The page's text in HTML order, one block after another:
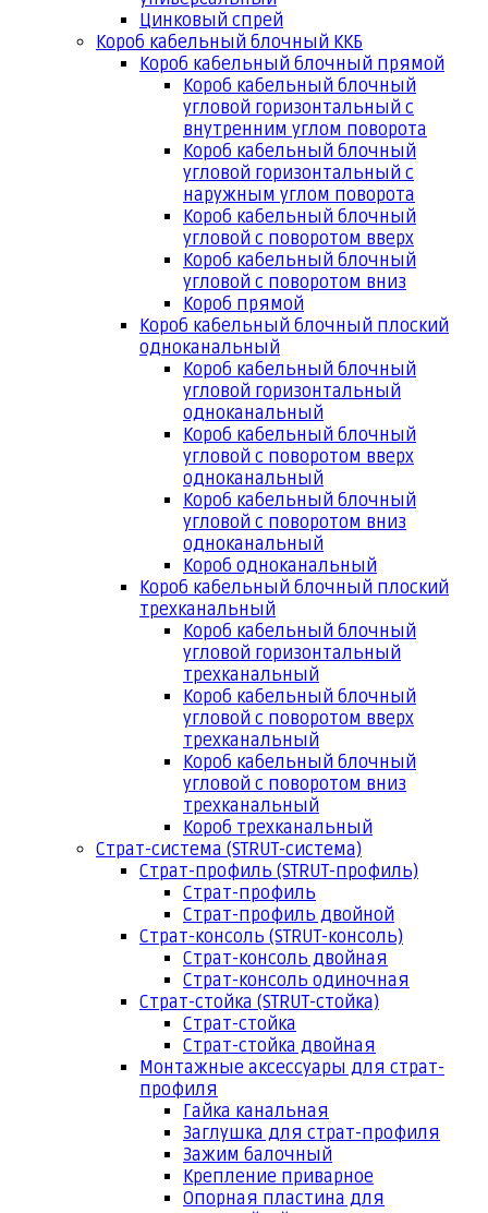
Цинковый спрей
Короб кабельный блочный ККБ
Короб кабельный блочный прямой
Короб кабельный блочный
угловой горизонтальный с
внутренним углом поворота
Короб кабельный блочный
угловой горизонтальный с
наружным углом поворота
Короб кабельный блочный
угловой с поворотом вверх
Короб кабельный блочный
угловой с поворотом вниз
Короб прямой
Короб кабельный блочный плоский
одноканальный
Короб кабельный блочный
угловой горизонтальный
одноканальный
Короб кабельный блочный
угловой с поворотом вверх
одноканальный
Короб кабельный блочный
угловой с поворотом вниз
одноканальный
Короб одноканальный
Короб кабельный блочный плоский
трехканальный
Короб кабельный блочный
угловой горизонтальный
трехканальный
Короб кабельный блочный
угловой с поворотом вверх
трехканальный
Короб кабельный блочный
угловой с поворотом вниз
трехканальный
Короб трехканальный
Страт-система (STRUT-система)
Страт-профиль (STRUT-профиль)
Страт-профиль
Страт-профиль двойной
Страт-консоль (STRUT-консоль)
Страт-консоль двойная
Страт-консоль одиночная
Страт-стойка (STRUT-стойка)
Страт-стойка
Страт-стойка двойная
Монтажные аксессуары для страт-
профиля
Гайка канальная
Заглушка для страт-профиля
Зажим балочный
Крепление приварное
Опорная пластина для